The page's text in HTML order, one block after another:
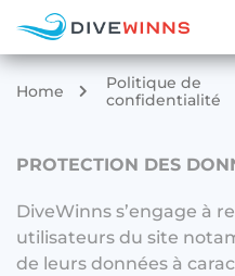
Home
Politique de
confidentialité
PROTECTION DES
DiveWinns s’engage à
utilisateurs du site
de leurs données à